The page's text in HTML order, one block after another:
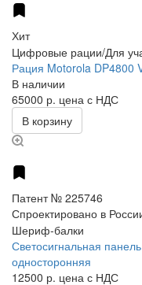
Хит
Цифровые рации/Для
Рация Motorola DP4800
В наличии
65000 р. цена с НДС
В корзину
Патент № 225746
Спроектировано в
Шериф-балки
Светосигнальная
односторонняя
12500 р. цена с НДС